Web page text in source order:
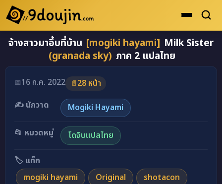
ดูเยอะสุด
คะแนนเยอะสุด
ระดับตำนาน
ยอดนิยม
เรื่องที่เก็บไว้
จ้างสาวมาอึ้บที่บ้าน [mogiki hayami] Milk Sister
(granada sky) ภาค 2 แปลไทย
📅16 ก.ค. 2022 📄28 หน้า
✍️ นักวาด
Mogiki Hayami
📂 หมวดหมู่ โดจินแปลไทย
🏷️ แท็ก
mogiki hayami
Original
shotacon